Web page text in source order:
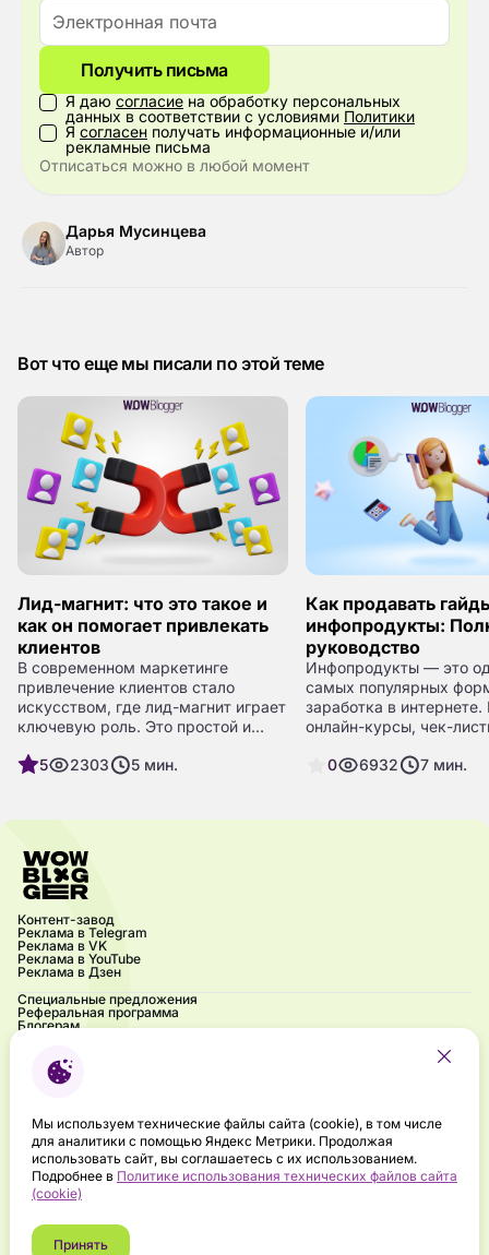
Получить письма
Я даю согласие на обработку персональных
данных в соответствии с условиями Политики
Я согласен получать информационные и/или
рекламные письма
Отписаться можно в любой момент
Дарья Мусинцева
Автор
Вот что еще мы писали по этой теме
Лид-магнит: что это такое и
как он помогает привлекать
клиентов
В современном маркетинге
привлечение клиентов стало
искусством, где лид-магнит играет
ключевую роль. Это простой и
помогает завоевать доверие
контакт с вашим брендом. Но что
почему он работает? Давайте
разберёмся.
5 2303 5 мин.
Как продавать
инфопродукты:
руководство
Инфопродукты — это
самых популярных
заработка в интернете.
онлайн-курсы, чек-
делиться опытом,
продавать
0 6932 7 мин.
Контент-завод
Реклама в Telegram
Реклама в VK
Реклама в YouTube
Реклама в Дзен
Специальные предложения
Реферальная программа
Блогерам
Частые вопросы
Контакты
Мероприятия
Подкаст «Ух ты! Это influence?»
Правовая информация
Направления деятельности в сфере ИТ
Политика конфиденциальности
ООО "ИНФЛЮ", ИНН: 7805807150, ОГРН: 1237800073961
Мы используем технические файлы сайта (cookie), в том числе
для аналитики с помощью Яндекс Метрики. Продолжая
использовать сайт, вы соглашаетесь с их использованием.
Подробнее в Политике использования технических файлов сайта
(cookie)
Принять